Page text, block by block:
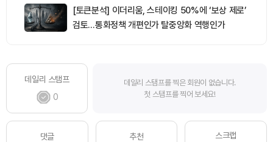
[토큰분석] 이더리움, 스테이킹 50%에 ‘보상 제로’
검토…통화정책 개편인가 탈중앙화 역행인가
데일리 스탬프
0
데일리 스탬프를 찍은 회원이 없습니다.
첫 스탬프를 찍어 보세요!
댓글
추천
스크랩